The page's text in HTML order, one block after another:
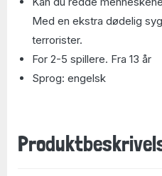
Med en ekstra dødelig
terrorister.
For 2-5 spillere. Fra 13 år
Sprog: engelsk